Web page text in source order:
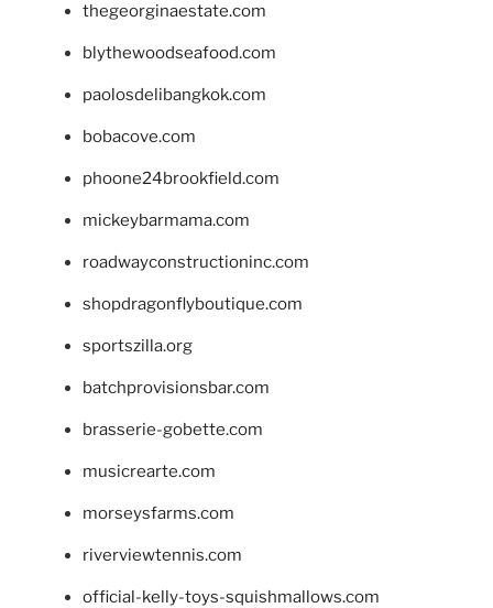
thegeorginaestate.com
blythewoodseafood.com
paolosdelibangkok.com
bobacove.com
phoone24brookfield.com
mickeybarmama.com
roadwayconstructioninc.com
shopdragonflyboutique.com
sportszilla.org
batchprovisionsbar.com
brasserie-gobette.com
musicrearte.com
morseysfarms.com
riverviewtennis.com
official-kelly-toys-squishmallows.com